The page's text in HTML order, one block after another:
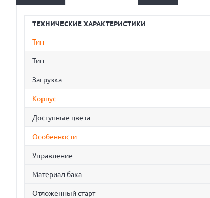
ТЕХНИЧЕСКИЕ ХАРАКТЕРИСТИКИ
Тип
Тип
Загрузка
Корпус
Доступные цвета
Особенности
Управление
Материал бака
Отложенный старт